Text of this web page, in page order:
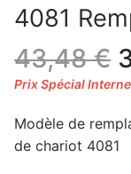
4081
43,48€
Modèle de
de chariot 4081